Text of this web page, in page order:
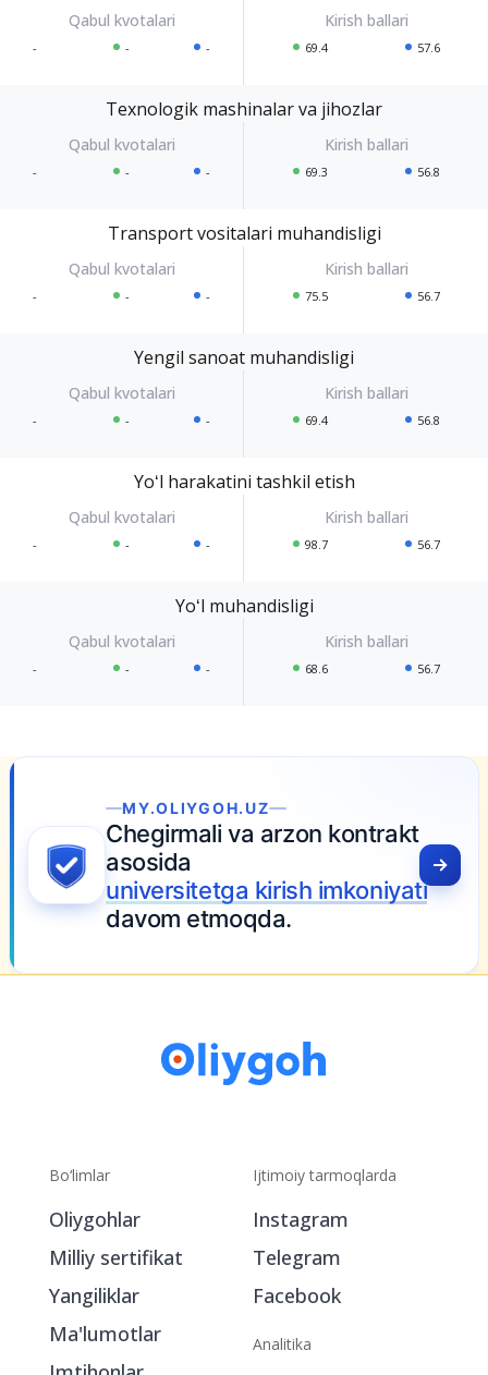
- - - 69.4 57.6
Texnologik mashinalar va jihozlar
- - - 69.3 56.8
Transport vositalari muhandisligi
- - - 75.5 56.7
Yengil sanoat muhandisligi
- - - 69.4 56.8
Yoʻl harakatini tashkil etish
- - - 98.7 56.7
Yoʻl muhandisligi
- - - 68.6 56.7
MY.OLIYGOH.UZ
Chegirmali va arzon kontrakt
asosida
universitetga kirish imkoniyati
davom etmoqda.
Bo‘limlar
Oliygohlar
Milliy sertifikat
Yangiliklar
Ma'lumotlar
Ijtimoiy tarmoqlarda
Instagram
Telegram
Facebook
Analitika